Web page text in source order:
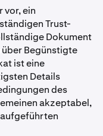
vor, ein
Trust-
Dokument
Begünstigte
ist eine
Details
des
akzeptabel,